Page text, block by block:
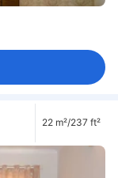
22 m²/237 ft²